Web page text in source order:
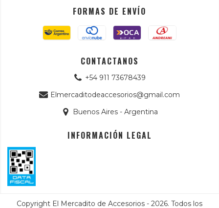
FORMAS DE ENVÍO
CONTACTANOS
+54 911 73678439
Elmercaditodeaccesorios@gmail.com
Buenos Aires - Argentina
INFORMACIÓN LEGAL
Copyright El Mercadito de Accesorios - 2026. Todos los